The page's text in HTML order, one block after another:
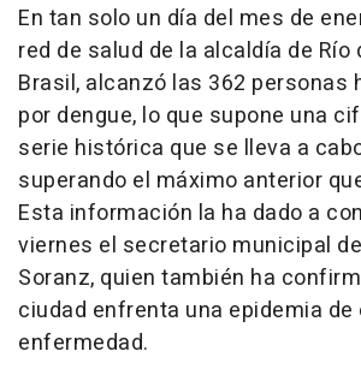
En tan solo un día del mes de
red de salud de la alcaldía de Río
Brasil, alcanzó las 362 personas
por dengue, lo que supone una
serie histórica que se lleva a
superando el máximo anterior
Esta información la ha dado a
viernes el secretario municipal
Soranz, quien también ha
ciudad enfrenta una epidemia de
enfermedad.